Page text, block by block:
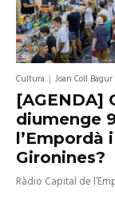
Cultura Joan Coll Bagur
[AGENDA]
diumenge
l’Empordà
Gironines?
Ràdio Capital de